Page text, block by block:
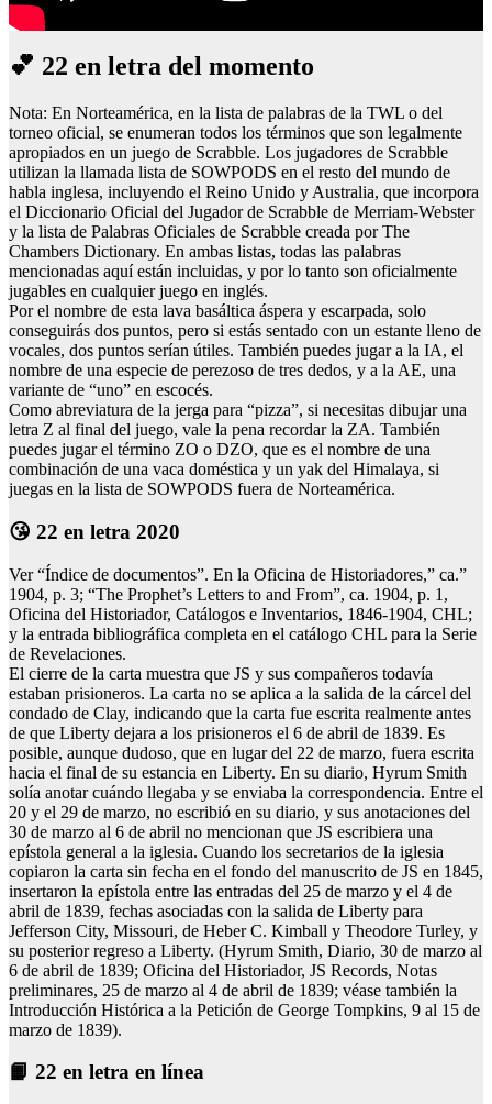
💕 22 en letra del momento
Nota: En Norteamérica, en la lista de palabras de la TWL o del
torneo oficial, se enumeran todos los términos que son legalmente
apropiados en un juego de Scrabble. Los jugadores de Scrabble
utilizan la llamada lista de SOWPODS en el resto del mundo de
habla inglesa, incluyendo el Reino Unido y Australia, que incorpora
el Diccionario Oficial del Jugador de Scrabble de Merriam-Webster
y la lista de Palabras Oficiales de Scrabble creada por The
Chambers Dictionary. En ambas listas, todas las palabras
mencionadas aquí están incluidas, y por lo tanto son oficialmente
jugables en cualquier juego en inglés.
Por el nombre de esta lava basáltica áspera y escarpada, solo
conseguirás dos puntos, pero si estás sentado con un estante lleno de
vocales, dos puntos serían útiles. También puedes jugar a la IA, el
nombre de una especie de perezoso de tres dedos, y a la AE, una
variante de “uno” en escocés.
Como abreviatura de la jerga para “pizza”, si necesitas dibujar una
letra Z al final del juego, vale la pena recordar la ZA. También
puedes jugar el término ZO o DZO, que es el nombre de una
combinación de una vaca doméstica y un yak del Himalaya, si
juegas en la lista de SOWPODS fuera de Norteamérica.
😘 22 en letra 2020
Ver “Índice de documentos”. En la Oficina de Historiadores,” ca.”
1904, p. 3; “The Prophet’s Letters to and From”, ca. 1904, p. 1,
Oficina del Historiador, Catálogos e Inventarios, 1846-1904, CHL;
y la entrada bibliográfica completa en el catálogo CHL para la Serie
de Revelaciones.
El cierre de la carta muestra que JS y sus compañeros todavía
estaban prisioneros. La carta no se aplica a la salida de la cárcel del
condado de Clay, indicando que la carta fue escrita realmente antes
de que Liberty dejara a los prisioneros el 6 de abril de 1839. Es
posible, aunque dudoso, que en lugar del 22 de marzo, fuera escrita
hacia el final de su estancia en Liberty. En su diario, Hyrum Smith
solía anotar cuándo llegaba y se enviaba la correspondencia. Entre el
20 y el 29 de marzo, no escribió en su diario, y sus anotaciones del
30 de marzo al 6 de abril no mencionan que JS escribiera una
epístola general a la iglesia. Cuando los secretarios de la iglesia
copiaron la carta sin fecha en el fondo del manuscrito de JS en 1845,
insertaron la epístola entre las entradas del 25 de marzo y el 4 de
abril de 1839, fechas asociadas con la salida de Liberty para
Jefferson City, Missouri, de Heber C. Kimball y Theodore Turley, y
su posterior regreso a Liberty. (Hyrum Smith, Diario, 30 de marzo al
6 de abril de 1839; Oficina del Historiador, JS Records, Notas
preliminares, 25 de marzo al 4 de abril de 1839; véase también la
Introducción Histórica a la Petición de George Tompkins, 9 al 15 de
marzo de 1839).
📙 22 en letra en línea